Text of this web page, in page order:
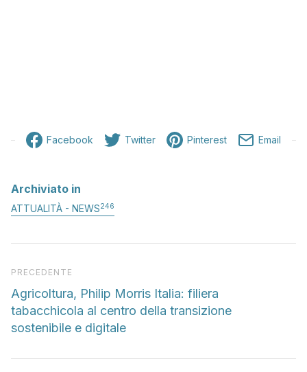
Facebook Twitter Pinterest Email
Archiviato in
ATTUALITÀ - NEWS246
Articolo precedente
PRECEDENTE
Agricoltura, Philip Morris Italia: filiera
tabacchicola al centro della transizione
sostenibile e digitale